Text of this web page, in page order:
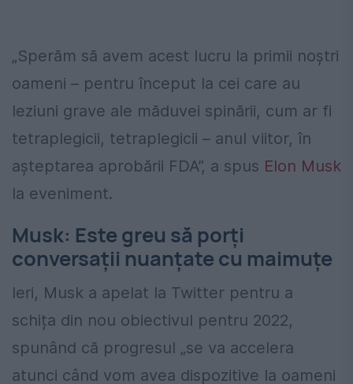
„Sperăm să avem acest lucru la primii noștri
oameni – pentru început la cei care au
leziuni grave ale măduvei spinării, cum ar fi
tetraplegicii, tetraplegicii – anul viitor, în
așteptarea aprobării FDA”, a spus Elon Musk
la eveniment.
Musk: Este greu să porți
conversații nuanțate cu maimuțe
Ieri, Musk a apelat la Twitter pentru a
schița din nou obiectivul pentru 2022,
spunând că progresul „se va accelera
atunci când vom avea dispozitive la oameni